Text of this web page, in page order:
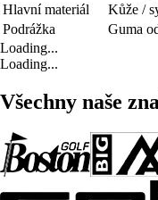
Hlavní materiál
Kůže /
Podrážka
Guma
Loading...
Loading...
Všechny naše